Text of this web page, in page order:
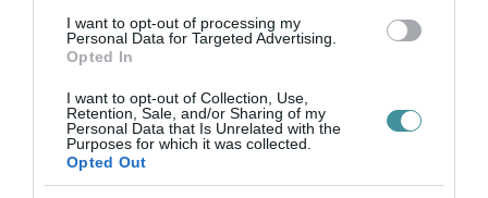
I want to opt-out of processing my
Personal Data for Targeted Advertising.
Opted In
I want to opt-out of Collection, Use,
Retention, Sale, and/or Sharing of my
Personal Data that Is Unrelated with the
Purposes for which it was collected.
Opted Out
HOLTAN SZÁLLÍTOTTÁK HAZA A 80 ÉVES
ASSZONYT A HATVANI KÓR...
GÁRDONYI MESEKERT VÁRJA A